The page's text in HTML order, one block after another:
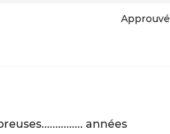
Approuvé
années